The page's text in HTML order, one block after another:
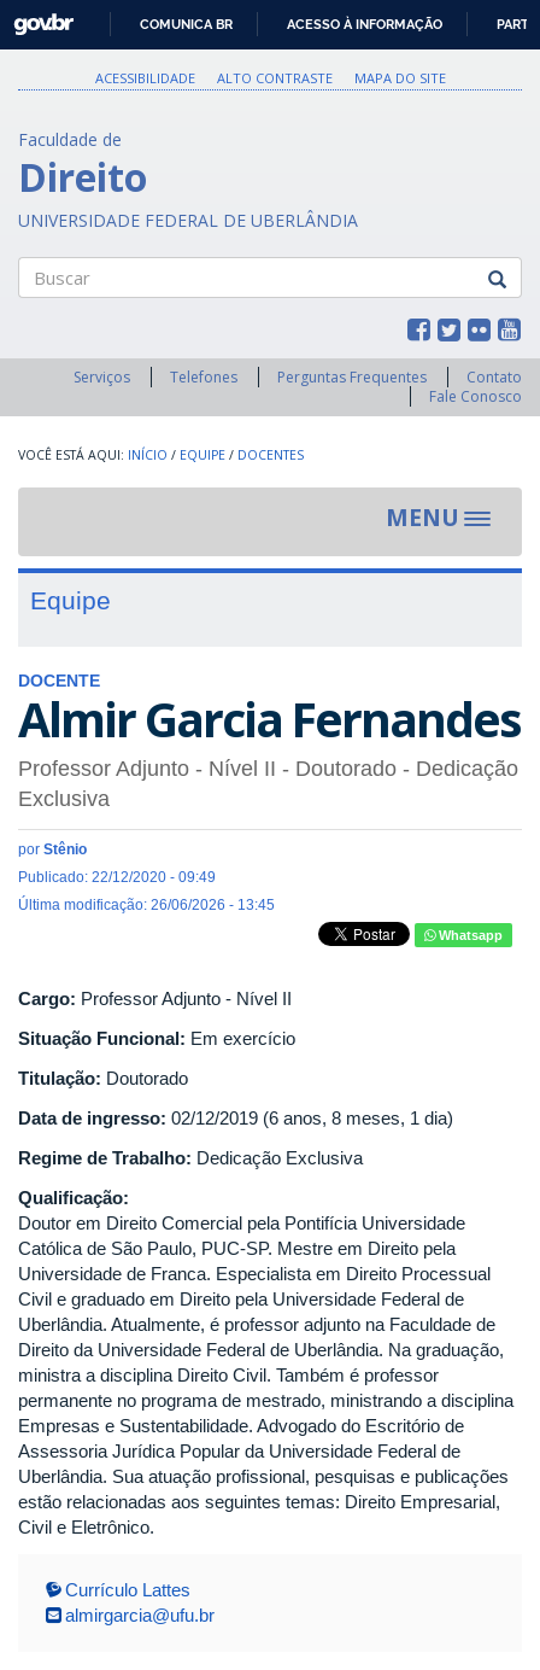
PARA
O
GOVBR
COMUNICA BR ACESSO À INFORMAÇÃO
ACESSIBILIDADE ALTO CONTRASTE MAPA DO SITE
Faculdade de
Direito
UNIVERSIDADE FEDERAL DE UBERLÂNDIA
Serviços Telefones Perguntas Frequentes
Contato
Fale Conosco
INÍCIO / EQUIPE / DOCENTES
MENU
Toggle
Equipe
DOCENTE
Almir Garcia Fernandes
Professor Adjunto - Nível II - Doutorado - Dedicação
Exclusiva
por Stênio
Publicado: 22/12/2020 - 09:49
Última modificação: 26/06/2026 - 13:45
Whatsapp
Cargo: Professor Adjunto - Nível II
Situação Funcional: Em exercício
Titulação: Doutorado
Data de ingresso: 02/12/2019 (6 anos, 8 meses, 1 dia)
Regime de Trabalho: Dedicação Exclusiva
Qualificação:
Doutor em Direito Comercial pela Pontifícia Universidade
Católica de São Paulo, PUC-SP. Mestre em Direito pela
Universidade de Franca. Especialista em Direito Processual
Civil e graduado em Direito pela Universidade Federal de
Uberlândia. Atualmente, é professor adjunto na Faculdade de
Direito da Universidade Federal de Uberlândia. Na graduação,
ministra a disciplina Direito Civil. Também é professor
permanente no programa de mestrado, ministrando a disciplina
Empresas e Sustentabilidade. Advogado do Escritório de
Assessoria Jurídica Popular da Universidade Federal de
Uberlândia. Sua atuação profissional, pesquisas e publicações
estão relacionadas aos seguintes temas: Direito Empresarial,
Civil e Eletrônico.
Currículo Lattes
almirgarcia@ufu.br